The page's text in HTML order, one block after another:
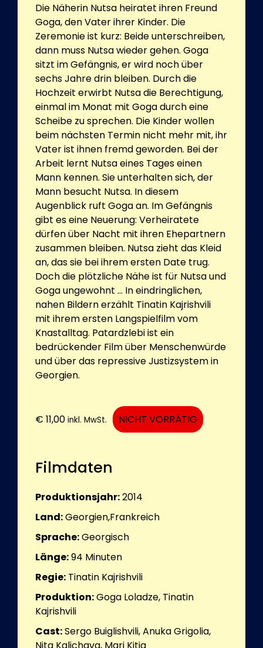
Die Näherin Nutsa heiratet ihren Freund
Goga, den Vater ihrer Kinder. Die
Zeremonie ist kurz: Beide unterschreiben,
dann muss Nutsa wieder gehen. Goga
sitzt im Gefängnis, er wird noch über
sechs Jahre drin bleiben. Durch die
Hochzeit erwirbt Nutsa die Berechtigung,
einmal im Monat mit Goga durch eine
Scheibe zu sprechen. Die Kinder wollen
beim nächsten Termin nicht mehr mit, ihr
Vater ist ihnen fremd geworden. Bei der
Arbeit lernt Nutsa eines Tages einen
Mann kennen. Sie unterhalten sich, der
Mann besucht Nutsa. In diesem
Augenblick ruft Goga an. Im Gefängnis
gibt es eine Neuerung: Verheiratete
dürfen über Nacht mit ihren Ehepartnern
zusammen bleiben. Nutsa zieht das Kleid
an, das sie bei ihrem ersten Date trug.
Doch die plötzliche Nähe ist für Nutsa und
Goga ungewohnt ... In eindringlichen,
nahen Bildern erzählt Tinatin Kajrishvili
mit ihrem ersten Langspielfilm vom
Knastalltag. Patardzlebi ist ein
bedrückender Film über Menschenwürde
und über das repressive Justizsystem in
Georgien.
€ 11,00 inkl. MwSt. NICHT VORRÄTIG
Filmdaten
Produktionsjahr:2014
Land:Georgien,Frankreich
Sprache:Georgisch
Länge:94 Minuten
Regie: Tinatin Kajrishvili
Produktion:Goga Loladze, Tinatin
Kajrishvili
Cast:Sergo Buiglishvili, Anuka Grigolia,
Nita Kalichava, Mari Kitia